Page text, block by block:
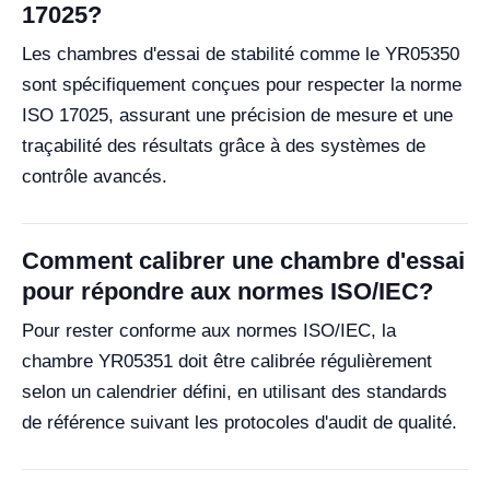
17025?
Les chambres d'essai de stabilité comme le YR05350
sont spécifiquement conçues pour respecter la norme
ISO 17025, assurant une précision de mesure et une
traçabilité des résultats grâce à des systèmes de
contrôle avancés.
Comment calibrer une chambre d'essai
pour répondre aux normes ISO/IEC?
Pour rester conforme aux normes ISO/IEC, la
chambre YR05351 doit être calibrée régulièrement
selon un calendrier défini, en utilisant des standards
de référence suivant les protocoles d'audit de qualité.